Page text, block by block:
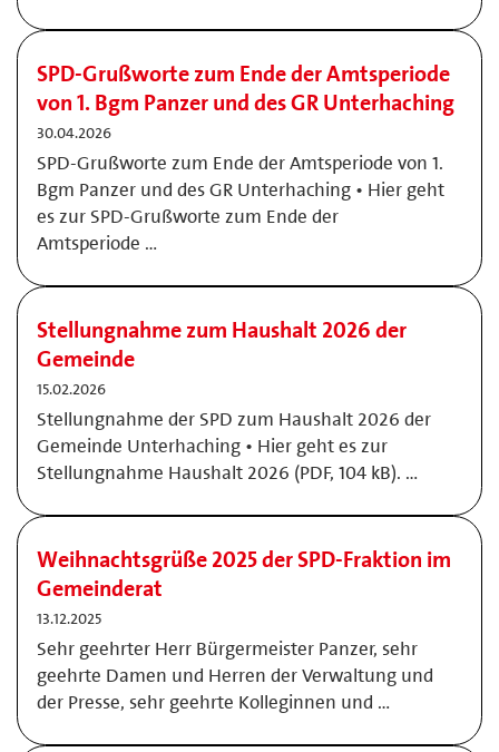
SPD-Grußworte zum Ende der Amtsperiode
von 1. Bgm Panzer und des GR Unterhaching
30.04.2026
SPD-Grußworte zum Ende der Amtsperiode von 1.
Bgm Panzer und des GR Unterhaching • Hier geht
es zur SPD-Grußworte zum Ende der
Amtsperiode …
Stellungnahme zum Haushalt 2026 der
Gemeinde
15.02.2026
Stellungnahme der SPD zum Haushalt 2026 der
Gemeinde Unterhaching • Hier geht es zur
Stellungnahme Haushalt 2026 (PDF, 104 kB). …
Weihnachtsgrüße 2025 der SPD-Fraktion im
Gemeinderat
13.12.2025
Sehr geehrter Herr Bürgermeister Panzer, sehr
geehrte Damen und Herren der Verwaltung und
der Presse, sehr geehrte Kolleginnen und …